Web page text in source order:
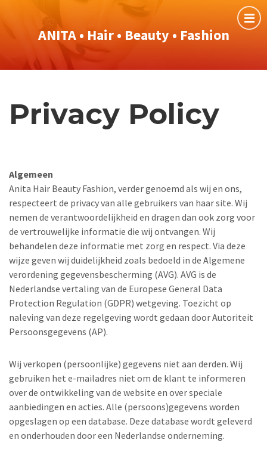
ANITA • Hair • Beauty • Fashion
Privacy Policy
Algemeen
Anita Hair Beauty Fashion, verder genoemd als wij en ons,
respecteert de privacy van alle gebruikers van haar site. Wij
nemen de verantwoordelijkheid en dragen dan ook zorg voor
de vertrouwelijke informatie die wij ontvangen. Wij
behandelen deze informatie met zorg en respect. Via deze
wijze geven wij duidelijkheid zoals bedoeld in de Algemene
verordening gegevensbescherming (AVG). AVG is de
Nederlandse vertaling van de Europese General Data
Protection Regulation (GDPR) wetgeving. Toezicht op
naleving van deze regelgeving wordt gedaan door Autoriteit
Persoonsgegevens (AP).
Wij verkopen (persoonlijke) gegevens niet aan derden. Wij
gebruiken het e-mailadres niet om de klant te informeren
over de ontwikkeling van de website en over speciale
aanbiedingen en acties. Alle (persoons)gegevens worden
opgeslagen op een database. Deze database wordt geleverd
en onderhouden door een Nederlandse onderneming.